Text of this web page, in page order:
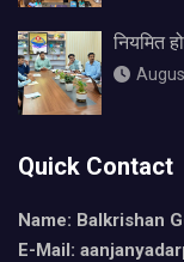
नियमित
Quick Contact
Name: Balkrishan
E-Mail: